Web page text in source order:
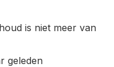
is niet meer van
geleden